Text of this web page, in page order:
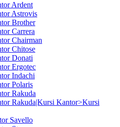
Ardent
Astrovis
Brother
Carrera
Chairman
Chitose
Donati
Ergotec
Indachi
Polaris
Rakuda
Rakuda|Kursi Kantor>Kursi
Savello